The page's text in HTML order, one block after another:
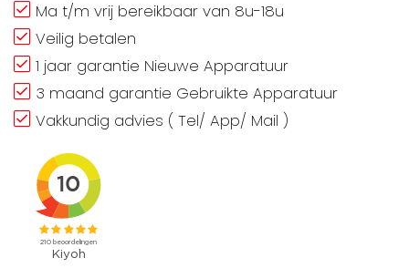
Ma t/m vrij bereikbaar van 8u-18u
Veilig betalen
1 jaar garantie Nieuwe Apparatuur
3 maand garantie Gebruikte Apparatuur
Vakkundig advies ( Tel/ App/ Mail )